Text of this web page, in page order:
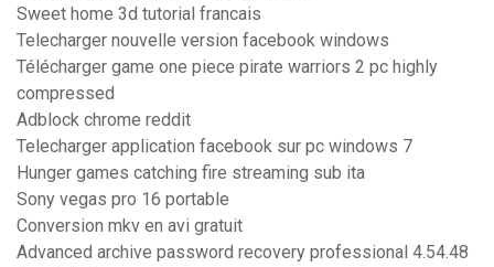
Sweet home 3d tutorial francais
Telecharger nouvelle version facebook windows
Télécharger game one piece pirate warriors 2 pc highly
compressed
Adblock chrome reddit
Telecharger application facebook sur pc windows 7
Hunger games catching fire streaming sub ita
Sony vegas pro 16 portable
Conversion mkv en avi gratuit
Advanced archive password recovery professional 4.54.48